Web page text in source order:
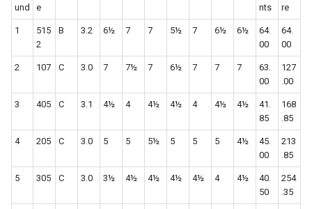
und
e
nts
re
1
515
2
B 3.2 6½ 7 7 5½ 7 6½ 6½
64.
00
64.
00
2 107 C 3.0 7 7½ 7 6½ 7 7 7
63.
00
127
.00
3 405 C 3.1 4½ 4 4½ 4½ 4 4½ 4½
41.
85
168
.85
4 205 C 3.0 5 5 5½ 5 5 5 4½
45.
00
213
.85
5 305 C 3.0 3½ 4½ 4½ 4½ 4½ 4 4½
40.
50
254
.35